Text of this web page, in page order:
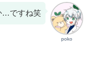
poko
…ですね笑